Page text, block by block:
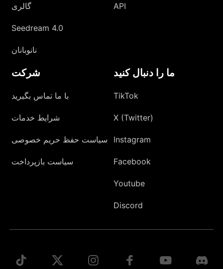
گالری
Seedream 4.0
نانوبانان
API
شرکت
با ما تماس بگیرید
شرایط خدمات
سیاست حفظ حریم خصوصی
سیاست بازپرداخت
ما را دنبال کنید
TikTok
X (Twitter)
Instagram
Facebook
Youtube
Discord